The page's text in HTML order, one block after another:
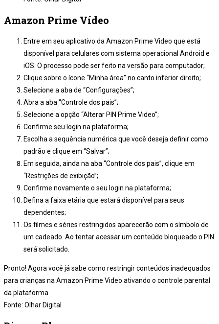
Amazon Prime Vídeo
Entre em seu aplicativo da Amazon Prime Video que está
disponível para celulares com sistema operacional Android e
iOS. O processo pode ser feito na versão para computador;
Clique sobre o ícone “Minha área” no canto inferior direito;
Selecione a aba de “Configurações”;
Abra a aba “Controle dos pais”;
Selecione a opção “Alterar PIN Prime Video”;
Confirme seu login na plataforma;
Escolha a sequência numérica que você deseja definir como
padrão e clique em “Salvar”;
Em seguida, ainda na aba “Controle dos pais”, clique em
“Restrições de exibição”;
Confirme novamente o seu login na plataforma;
Defina a faixa etária que estará disponível para seus
dependentes;
Os filmes e séries restringidos aparecerão com o símbolo de
um cadeado. Ao tentar acessar um conteúdo bloqueado o PIN
será solicitado.
Pronto! Agora você já sabe como restringir conteúdos inadequados
para crianças na Amazon Prime Video ativando o controle parental
da plataforma.
Fonte: Olhar Digital